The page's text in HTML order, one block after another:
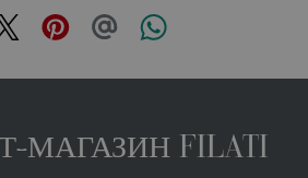
МАГАЗИН FILATI